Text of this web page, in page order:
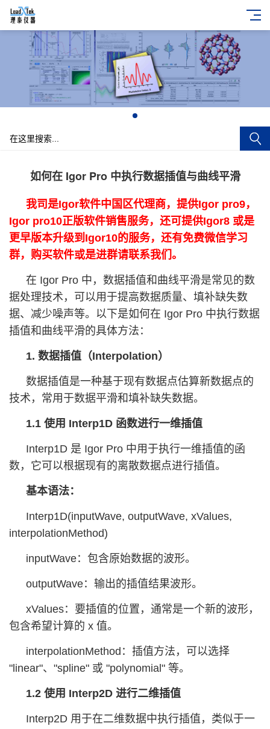
如何在 Igor Pro 中执行数据插值与曲线平滑
我司是Igor软件中国区代理商，提供Igor pro9，
Igor pro10正版软件销售服务，还可提供Igor8 或是
更早版本升级到Igor10的服务，还有免费微信学习
群，购买软件或是进群请联系我们。
在 Igor Pro 中，数据插值和曲线平滑是常见的数
据处理技术，可以用于提高数据质量、填补缺失数
据、减少噪声等。以下是如何在 Igor Pro 中执行数据
插值和曲线平滑的具体方法：
1. 数据插值（Interpolation）
数据插值是一种基于现有数据点估算新数据点的
技术，常用于数据平滑和填补缺失数据。
1.1 使用 Interp1D 函数进行一维插值
Interp1D 是 Igor Pro 中用于执行一维插值的函
数，它可以根据现有的离散数据点进行插值。
基本语法：
Interp1D(inputWave, outputWave, xValues,
interpolationMethod)
inputWave：包含原始数据的波形。
outputWave：输出的插值结果波形。
xValues：要插值的位置，通常是一个新的波形，
包含希望计算的 x 值。
interpolationMethod：插值方法，可以选择
"linear"、"spline" 或 "polynomial" 等。
1.2 使用 Interp2D 进行二维插值
Interp2D 用于在二维数据中执行插值，类似于一